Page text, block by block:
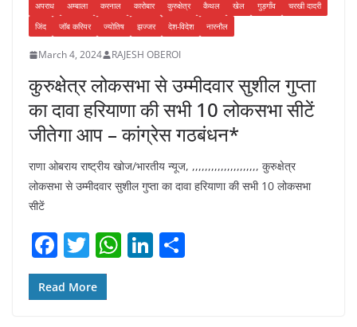
अपराध अम्बाला करनाल कारोबार कुरुक्षेत्र कैथल खेल गुड़गाँव
चरखी दादरी
जिंद
जॉब करियर ज्योतिष झज्जर देश-विदेश नारनौल
March 4, 2024 RAJESH OBEROI
कुरुक्षेत्र लोकसभा से उम्मीदवार सुशील गुप्ता
का दावा हरियाणा की सभी 10 लोकसभा सीटें
जीतेगा आप – कांग्रेस गठबंधन*
राणा ओबराय राष्ट्रीय खोज/भारतीय न्यूज, ,,,,,,,,,,,,,,,,,,,,, कुरुक्षेत्र
लोकसभा से उम्मीदवार सुशील गुप्ता का दावा हरियाणा की सभी 10 लोकसभा
सीटें
F
a
c
T
w
itt
W Li
Read More